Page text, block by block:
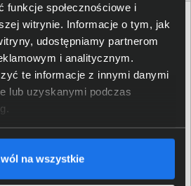
funkcje społecznościowe i
witrynie. Informacje o tym, jak
udostępniamy partnerom
i analitycznym.
te informacje z innymi danymi
lub uzyskanymi podczas
na wszystkie